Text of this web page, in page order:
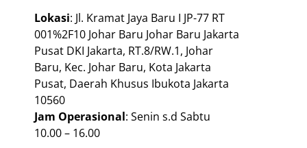
Lokasi: Jl. Kramat Jaya Baru I JP-77 RT
001%2F10 Johar Baru Johar Baru Jakarta
Pusat DKI Jakarta, RT.8/RW.1, Johar
Baru, Kec. Johar Baru, Kota Jakarta
Pusat, Daerah Khusus Ibukota Jakarta
10560
Jam Operasional: Senin s.d Sabtu
10.00 – 16.00